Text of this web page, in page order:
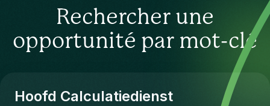
Rechercher une
opportunité par mot-clé
Hoofd Calculatiedienst